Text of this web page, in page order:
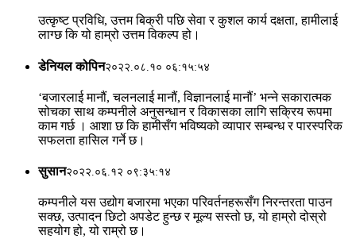
उत्कृष्ट प्रविधि, उत्तम बिक्री पछि सेवा र कुशल कार्य दक्षता, हामीलाई
लाग्छ कि यो हाम्रो उत्तम विकल्प हो।
डेनियल कोपिन२०२२.०८.१० ०६:१५:५४
‘बजारलाई मानौं, चलनलाई मानौं, विज्ञानलाई मानौं’ भन्ने सकारात्मक
सोचका साथ कम्पनीले अनुसन्धान र विकासका लागि सक्रिय रूपमा
काम गर्छ । आशा छ कि हामीसँग भविष्यको व्यापार सम्बन्ध र पारस्परिक
सफलता हासिल गर्ने छ।
सुसान२०२२.०६.१२ ०९:३५:१४
कम्पनीले यस उद्योग बजारमा भएका परिवर्तनहरूसँग निरन्तरता पाउन
सक्छ, उत्पादन छिटो अपडेट हुन्छ र मूल्य सस्तो छ, यो हाम्रो दोस्रो
सहयोग हो, यो राम्रो छ।